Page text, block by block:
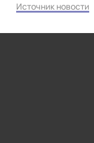
Источник новости